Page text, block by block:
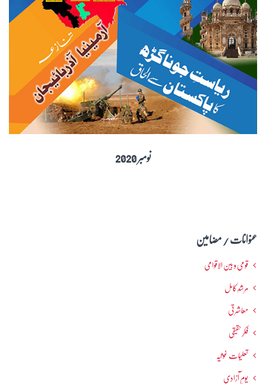
نومبر 2020
عنوانات / مضامین
قومی و بین الاقوامی
مرشدِ کامل
معاشرتی
فکرحقیقی
تعلیمات غوثیہ
یومِ آزادی